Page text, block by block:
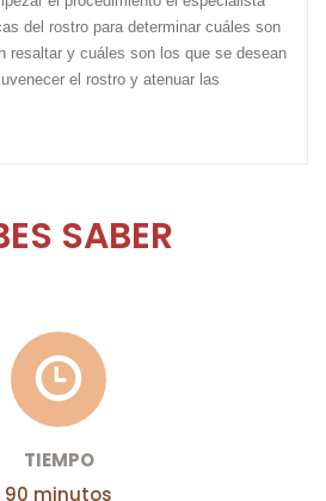
del rostro para determinar cuáles son
resaltar y cuáles son los que se desean
el rostro y atenuar las
SABER
TIEMPO
90 minutos